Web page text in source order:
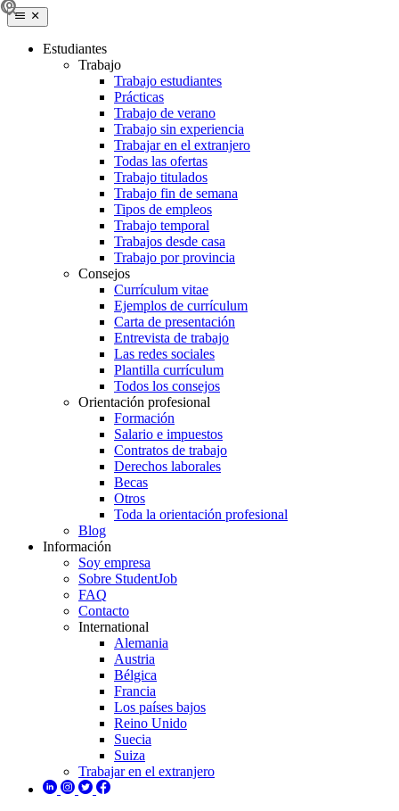
Estudiantes
Trabajo
Trabajo estudiantes
Prácticas
Trabajo de verano
Trabajo sin experiencia
Trabajar en el extranjero
Todas las ofertas
Trabajo titulados
Trabajo fin de semana
Tipos de empleos
Trabajo temporal
Trabajos desde casa
Trabajo por provincia
Consejos
Currículum vitae
Ejemplos de currículum
Carta de presentación
Entrevista de trabajo
Las redes sociales
Plantilla currículum
Todos los consejos
Orientación profesional
Formación
Salario e impuestos
Contratos de trabajo
Derechos laborales
Becas
Otros
Toda la orientación profesional
Blog
Información
Soy empresa
Sobre StudentJob
FAQ
Contacto
International
Alemania
Austria
Bélgica
Francia
Los países bajos
Reino Unido
Suecia
Suiza
Trabajar en el extranjero